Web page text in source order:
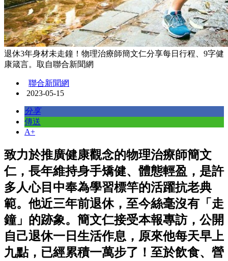
退休3年身材未走鐘！物理治療師簡文仁分享每日行程、9字健
康箴言。取自聯合新聞網
聯合新聞網
2023-05-15
分享
傳送
A+
致力於推廣健康觀念的物理治療師簡文
仁，長年維持身手矯健、體態輕盈，是許
多人心目中奉為學習標竿的活躍抗老典
範。他近三年前退休，至今絲毫沒有「走
鐘」的跡象。簡文仁接受本報專訪，公開
自己退休一日生活作息，原來他每天早上
九點，已經累積一萬步了！至於飲食、營